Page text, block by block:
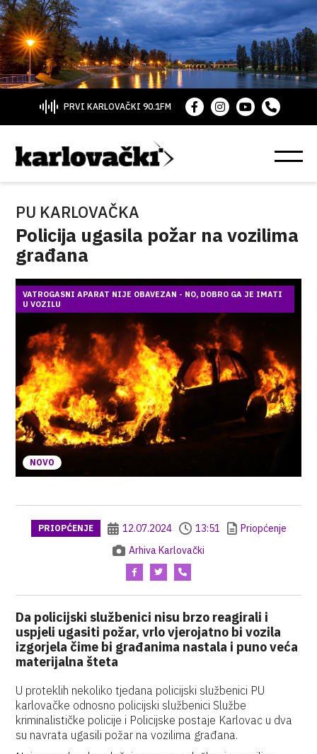
PRVI KARLOVAČKI 90.1FM
PU KARLOVAČKA
Policija ugasila požar na vozilima
građana
NOVO
VATROGASNI APARAT NIJE OBAVEZAN - NO, DOBRO GA JE IMATI
U VOZILU
PRIOPĆENJE 12.07.2024 13:51
Priopćenje
Arhiva Karlovački
Da policijski službenici nisu brzo reagirali i
uspjeli ugasiti požar, vrlo vjerojatno bi vozila
izgorjela čime bi građanima nastala i puno veća
materijalna šteta
U proteklih nekoliko tjedana policijski službenici PU
karlovačke odnosno policijski službenici Službe
kriminalističke policije i Policijske postaje Karlovac u dva
su navrata ugasili požar na vozilima građana.